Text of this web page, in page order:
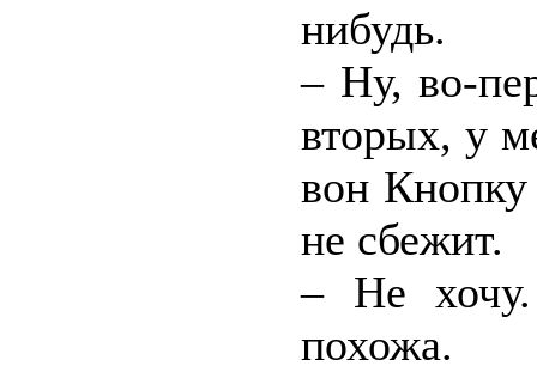
нибудь.
– Ну, во-
вторых, у
вон Кнопку
не сбежит.
– Не
похожа.